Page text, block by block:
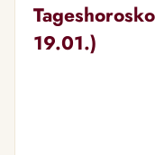
19.01.)